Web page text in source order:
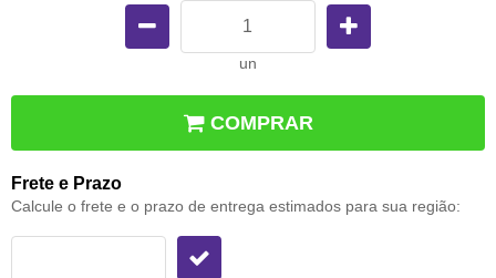
un
COMPRAR
Frete e Prazo
Calcule o frete e o prazo de entrega estimados para sua região: